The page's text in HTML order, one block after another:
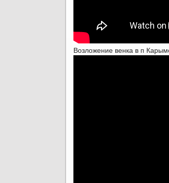
Возложение венка в п